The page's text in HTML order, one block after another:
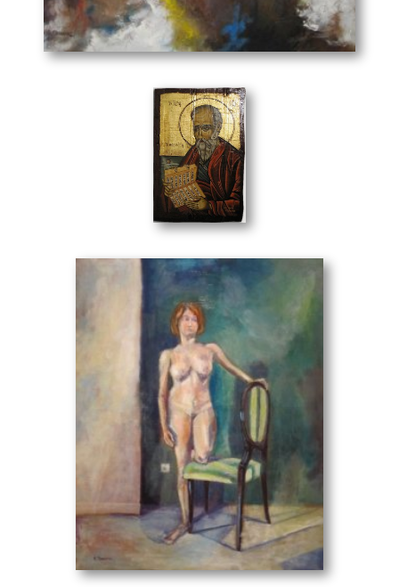
θαυμάσια υλικά και τεχνοτροπίες που πραγματικά
“χτυπάει” τον θεατή στην καρδιά του παροπλίζοντας τις
όποιες αντιστάσεις. Ζωγραφική που κάθε γραμμή έχει
συναισθημάτων και εσωτερικού ψαξίματος της ψυχής.
Εκείνη την στιγμή και χάρη της αγιογραφίας κατάλαβε
και τον λόγο που ζωγραφίζει. Ήταν η ανάγκη του να
εκφράσει τα συναισθήματά του τις συγκεκριμένες στιγμές
της ζωής του σαν μία άλλη μορφή εξομολόγησης.
Το 1998-1999 πιο ώριμος συνεχίζει στο εργαστήρι του
Βασίλη Κατσιβελάκη. Εκεί ο χώρος λειτουργούσε και σαν
τόπος συζητήσεων για τις τέχνες και η γνωριμία του με
πολλούς καλλιτέχνες τον οδηγεί όλο και πιο βαθειά στην
ζωγραφική. Επισκέπτεται πολλές εκθέσεις ζωγραφικής και
μελετά ιστορία τέχνης. Σαν φυσική εξέλιξη αρχίζει να
δημιουργεί από άλλη οπτική γωνία. Από τότε ο κόσμος
παύει να είναι ο ίδιος για τον καλλιτέχνη. Δεν βλέπει
πλέον το θέμα αλλά ένα σύνολο αντιθέσεων και
γραμμών. Αρχίζει να δουλεύει με φόρμες και αναζητά τις
σχέσεις μεταξύ τους. Αρχίζουν οι αναζητήσεις, όπως το
διαφορετικό αποτέλεσμα που μπορεί να δώσει μία γραμμή
που δεν έχει παντού το ίδιο πλάτος. Σε ποιά σημεία η
γραμμή πρέπει να αυξομειώνεται για να δώσει το
ζητούμενο αποτέλεσμα και τις ανάλογες συγκινήσεις
στον άνθρωπο; Στο σημείο αυτό ολοκληρώνονται και οι
σπουδές του στην ζωγραφική. Έχοντας αποκτήσει ένα
Στην Ε.Γ. "Γιατί ακόμα όταν σε κοιτάζω" (120 x 100 cm)
Η θλίψη μέσα στα μάτια σου... (80 x 100 cm)